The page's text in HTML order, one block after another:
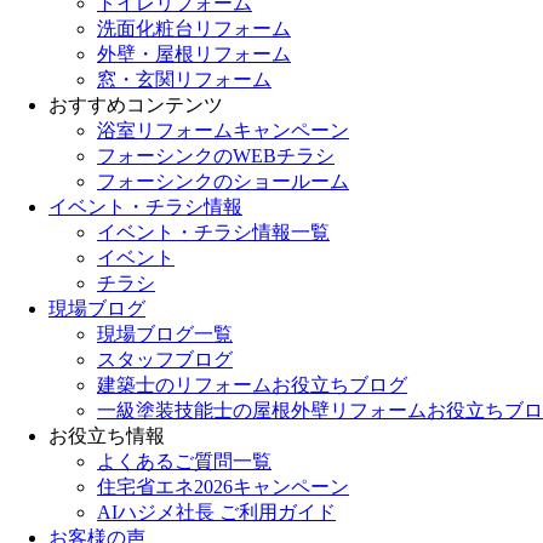
洗面化粧台リフォーム
外壁・屋根リフォーム
窓・玄関リフォーム
おすすめコンテンツ
浴室リフォームキャンペーン
フォーシンクのWEBチラシ
フォーシンクのショールーム
イベント・チラシ情報
イベント・チラシ情報一覧
イベント
チラシ
現場ブログ
現場ブログ一覧
スタッフブログ
建築士のリフォームお役立ちブログ
一級塗装技能士の屋根外壁リフォームお役立ちブ
お役立ち情報
よくあるご質問一覧
住宅省エネ2026キャンペーン
AIハジメ社長 ご利用ガイド
お客様の声